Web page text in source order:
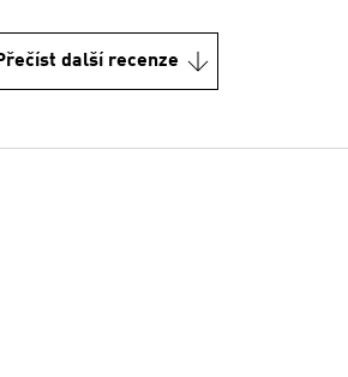
další recenze